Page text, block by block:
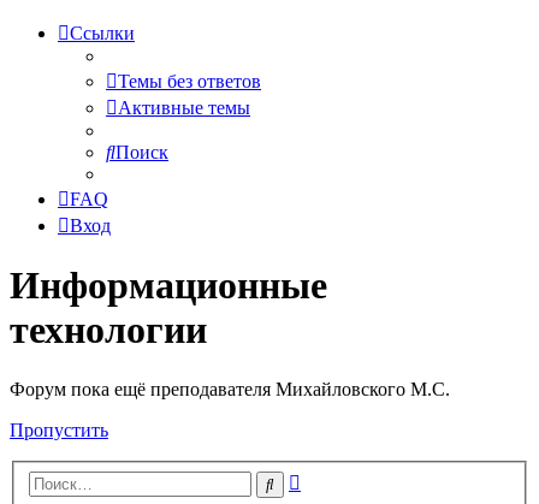
Ссылки
Темы без ответов
Активные темы
Поиск
FAQ
Вход
Информационные
технологии
Форум пока ещё преподавателя Михайловского М.С.
Пропустить
Поиск